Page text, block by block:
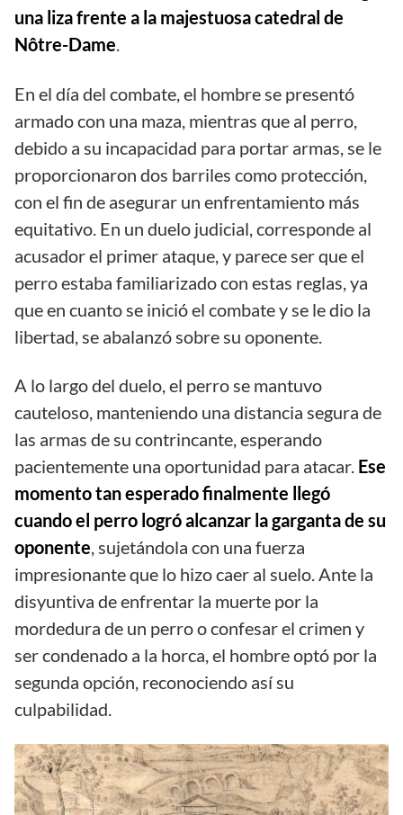
una liza frente a la majestuosa catedral de
Nôtre-Dame.
En el día del combate, el hombre se presentó
armado con una maza, mientras que al perro,
debido a su incapacidad para portar armas, se le
proporcionaron dos barriles como protección,
con el fin de asegurar un enfrentamiento más
equitativo. En un duelo judicial, corresponde al
acusador el primer ataque, y parece ser que el
perro estaba familiarizado con estas reglas, ya
que en cuanto se inició el combate y se le dio la
libertad, se abalanzó sobre su oponente.
A lo largo del duelo, el perro se mantuvo
cauteloso, manteniendo una distancia segura de
las armas de su contrincante, esperando
pacientemente una oportunidad para atacar. Ese
momento tan esperado finalmente llegó
cuando el perro logró alcanzar la garganta de su
oponente, sujetándola con una fuerza
impresionante que lo hizo caer al suelo. Ante la
disyuntiva de enfrentar la muerte por la
mordedura de un perro o confesar el crimen y
ser condenado a la horca, el hombre optó por la
segunda opción, reconociendo así su
culpabilidad.